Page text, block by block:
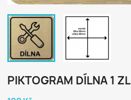
PIKTOGRAM DÍLNA 1 ZL